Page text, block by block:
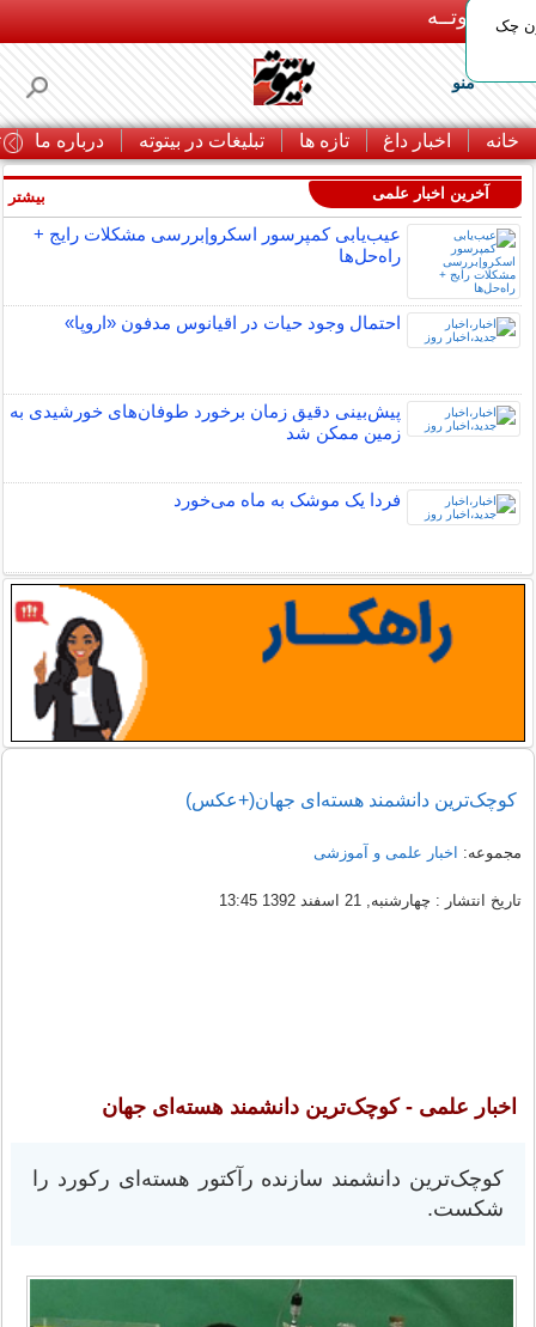
بـیتوتــه
منو
خانه اخبار داغ تازه ها تبلیغات در بیتوته درباره ما
چک
آخرین اخبار علمی
عیب‌یابی کمپرسور اسکرو|بررسی مشکلات رایج +
راه‌حل‌ها
احتمال وجود حیات در اقیانوس مدفون «اروپا»
پیش‌بینی دقیق زمان برخورد طوفان‌های خورشیدی به
زمین ممکن شد
فردا یک موشک به ماه می‌خورد
بیشتر
کوچک‌ترین دانشمند هسته‌ای جهان(+عکس)
مجموعه: اخبار علمی و آموزشی
تاریخ انتشار : چهارشنبه, 21 اسفند 1392 13:45
اخبار علمی - کوچک‌ترین دانشمند هسته‌ای جهان
کوچک‌ترین دانشمند سازنده رآکتور هسته‌ای رکورد را
شکست.